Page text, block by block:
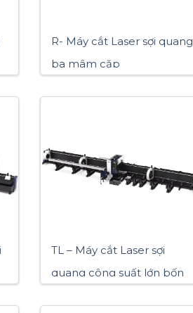
R- Máy cắt Laser sợi quang
ba mâm cặp
TL – Máy cắt Laser sợi
quang công suất lớn bốn